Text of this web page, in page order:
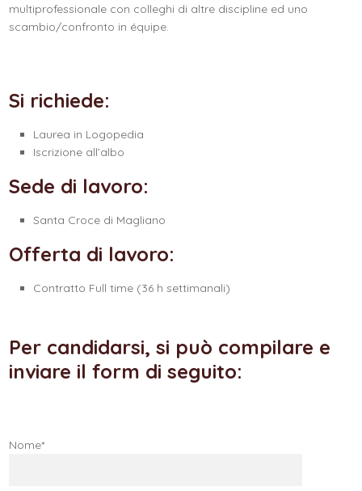
multiprofessionale con colleghi di altre discipline ed uno
scambio/confronto in équipe.
Si richiede:
Laurea in Logopedia
Iscrizione all’albo
Sede di lavoro:
Santa Croce di Magliano
Offerta di lavoro:
Contratto Full time (36 h settimanali)
Per candidarsi, si può compilare e
inviare il form di seguito:
Nome*